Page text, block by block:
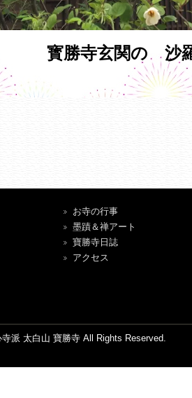
寳勝寺玄関の 沙
お寺の行事
墨蹟＆禅アート
寶勝寺日誌
アクセス
派 太白山 寶勝寺 All Rights Reserved.